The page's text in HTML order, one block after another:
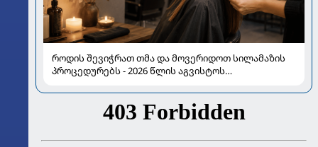
როდის შევიჭრათ თმა და მოვერიდოთ სილამაზის
პროცედურებს - 2026 წლის აგვისტოს